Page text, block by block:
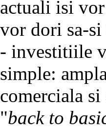
actuali isi
vor dori sa-si
- investitiile
simple:
comerciala
"back to